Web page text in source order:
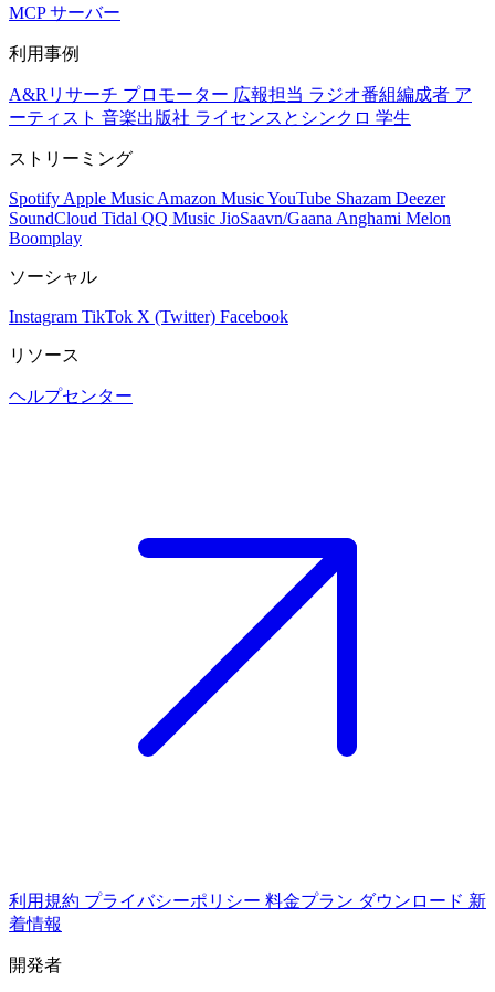
MCP サーバー
利用事例
A&Rリサーチ プロモーター 広報担当 ラジオ番組編成者 ア
ーティスト 音楽出版社 ライセンスとシンクロ 学生
ストリーミング
Spotify Apple Music Amazon MusicYouTube Shazam Deezer
SoundCloud Tidal QQ Music JioSaavn/Gaana Anghami Melon
Boomplay
ソーシャル
Instagram TikTok X (Twitter) Facebook
リソース
ヘルプセンター
利用規約 プライバシーポリシー 料金プラン ダウンロード 新
着情報
開発者